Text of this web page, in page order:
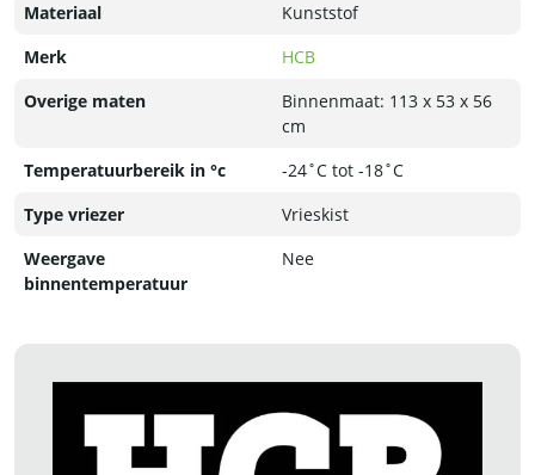
Materiaal
Kunststof
Merk
HCB
Overige maten
Binnenmaat: 113 x 53 x 56
cm
Temperatuurbereik in °c
-24˚C tot -18˚C
Type vriezer
Vrieskist
Weergave
binnentemperatuur
Nee